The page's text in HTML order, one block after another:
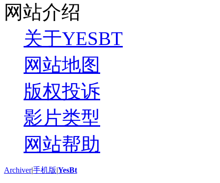
网站介绍
关于YESBT
网站地图
版权投诉
影片类型
网站帮助
Archiver|手机版|YesBt